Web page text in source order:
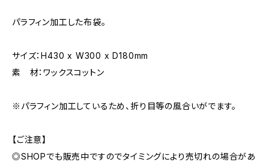
パラフィン加工した布袋。
サイズ：H430 x W300 x D180mm
素 材：ワックスコットン
※パラフィン加工しているため、折り目等の風合いがでます。
【ご注意】
◎SHOPでも販売中ですのでタイミングにより売切れの場合があ